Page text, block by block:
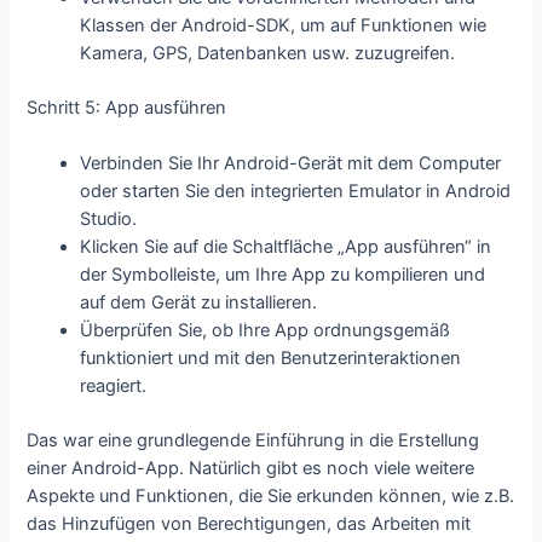
Klassen der Android-SDK, um auf Funktionen wie
Kamera, GPS, Datenbanken usw. zuzugreifen.
Schritt 5: App ausführen
Verbinden Sie Ihr Android-Gerät mit dem Computer
oder starten Sie den integrierten Emulator in Android
Studio.
Klicken Sie auf die Schaltfläche „App ausführen“ in
der Symbolleiste, um Ihre App zu kompilieren und
auf dem Gerät zu installieren.
Überprüfen Sie, ob Ihre App ordnungsgemäß
funktioniert und mit den Benutzerinteraktionen
reagiert.
Das war eine grundlegende Einführung in die Erstellung
einer Android-App. Natürlich gibt es noch viele weitere
Aspekte und Funktionen, die Sie erkunden können, wie z.B.
das Hinzufügen von Berechtigungen, das Arbeiten mit